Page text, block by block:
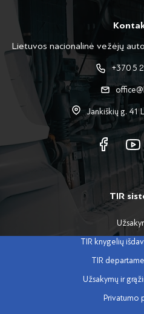
Lietuvos nacionalinė vežėjų
+370 5
Jankiškių g. 41
TIR
TIR knygelių
TIR
Užsakymų ir
Privatumo